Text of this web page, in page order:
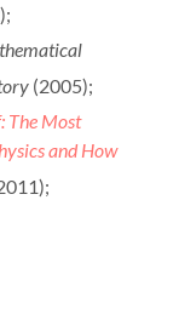
(2005);
The Most
and How